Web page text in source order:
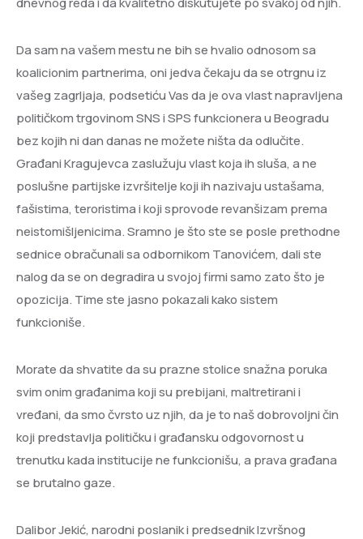
​Da sam na vašem mestu ne bih se hvalio odnosom sa
koalicionim partnerima, oni jedva čekaju da se otrgnu iz
vašeg zagrljaja, podsetiću Vas da je ova vlast napravljena
političkom trgovinom SNS i SPS funkcionera u Beogradu
bez kojih ni dan danas ne možete ništa da odlučite.
Građani Kragujevca zaslužuju vlast koja ih sluša, a ne
poslušne partijske izvršitelje koji ih nazivaju ustašama,
fašistima, teroristima i koji sprovode revanšizam prema
neistomišljenicima. Sramno je što ste se posle prethodne
sednice obračunali sa odbornikom Tanovićem, dali ste
nalog da se on degradira u svojoj firmi samo zato što je
opozicija. Time ste jasno pokazali kako sistem
funkcioniše.
​Morate da shvatite da su prazne stolice snažna poruka
svim onim građanima koji su prebijani, maltretirani i
vređani, da smo čvrsto uz njih, da je to naš dobrovoljni čin
koji predstavlja političku i građansku odgovornost u
trenutku kada institucije ne funkcionišu, a prava građana
se brutalno gaze.
Dalibor Jekić, narodni poslanik i predsednik Izvršnog